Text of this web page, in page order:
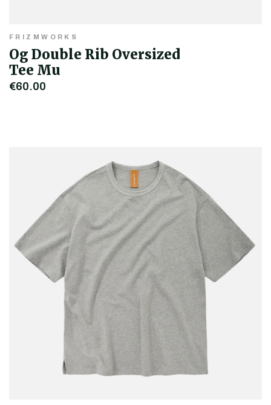
FRIZMWORKS
Og Double Rib Oversized
Tee Mu
€60,00